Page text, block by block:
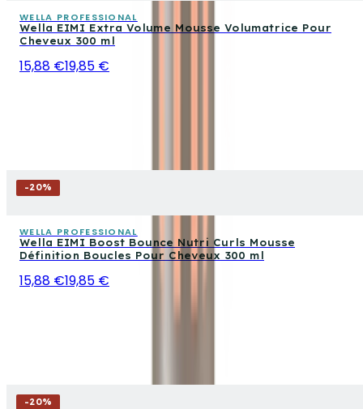
WELLA PROFESSIONAL
Wella EIMI Extra Volume Mousse Volumatrice Pour
Cheveux 300 ml
15,88 €19,85 €
-20%
WELLA PROFESSIONAL
Wella EIMI Boost Bounce Nutri Curls Mousse
Définition Boucles Pour Cheveux 300 ml
15,88 €19,85 €
-20%